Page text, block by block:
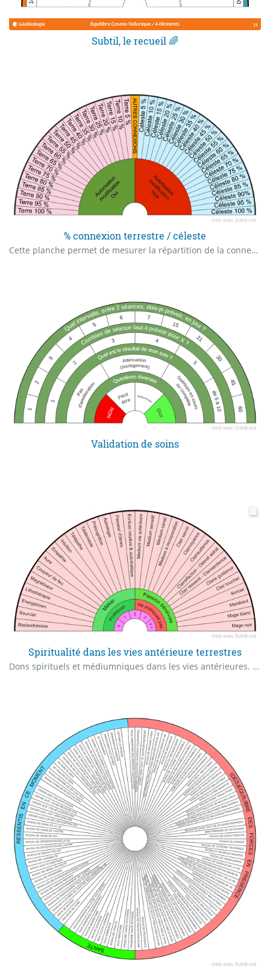
Subtil, le recueil 🌈
% connexion terrestre / céleste
Cette planche permet de mesurer la répartition de la connexion d’une personne au terrestre et au céleste, plus la connexion au céleste sera forte et plus la personne pourra utiliser des capacités extrasensorielles. Cette répartition est modulable par un alchimiste énergétique.
Validation de soins
Spiritualité dans les vies antérieure terrestres
Dons spirituels et médiumniques dans les vies antérieures. Quelle est ma première capacité médiumnique ?